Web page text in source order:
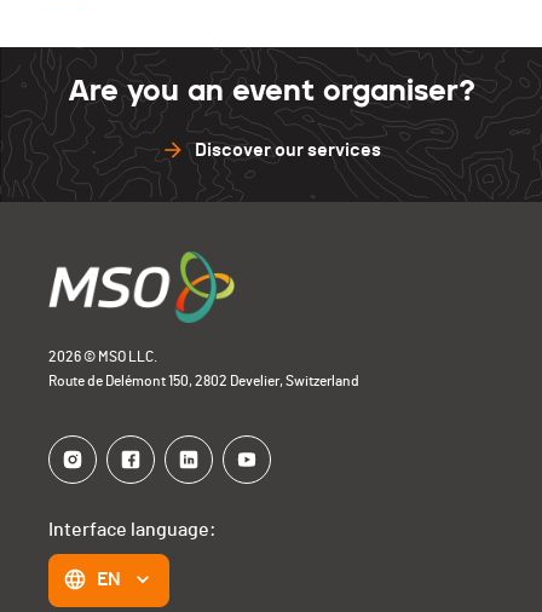
Are you an event organiser?
Discover our services
2026 © MSO LLC.
Route de Delémont 150, 2802 Develier, Switzerland
Interface language:
EN